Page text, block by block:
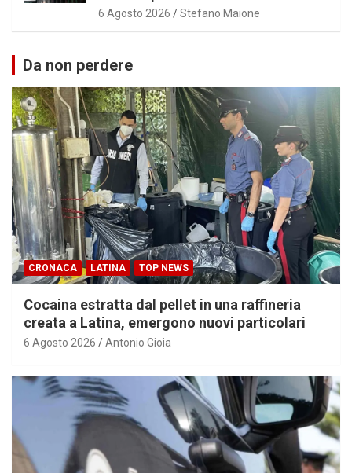
6 Agosto 2026 Stefano Maione
Da non perdere
CRONACA LATINA TOP NEWS
Cocaina estratta dal pellet in una raffineria
creata a Latina, emergono nuovi particolari
6 Agosto 2026 Antonio Gioia